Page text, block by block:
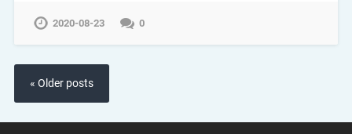
2020-08-23 0
« Older posts